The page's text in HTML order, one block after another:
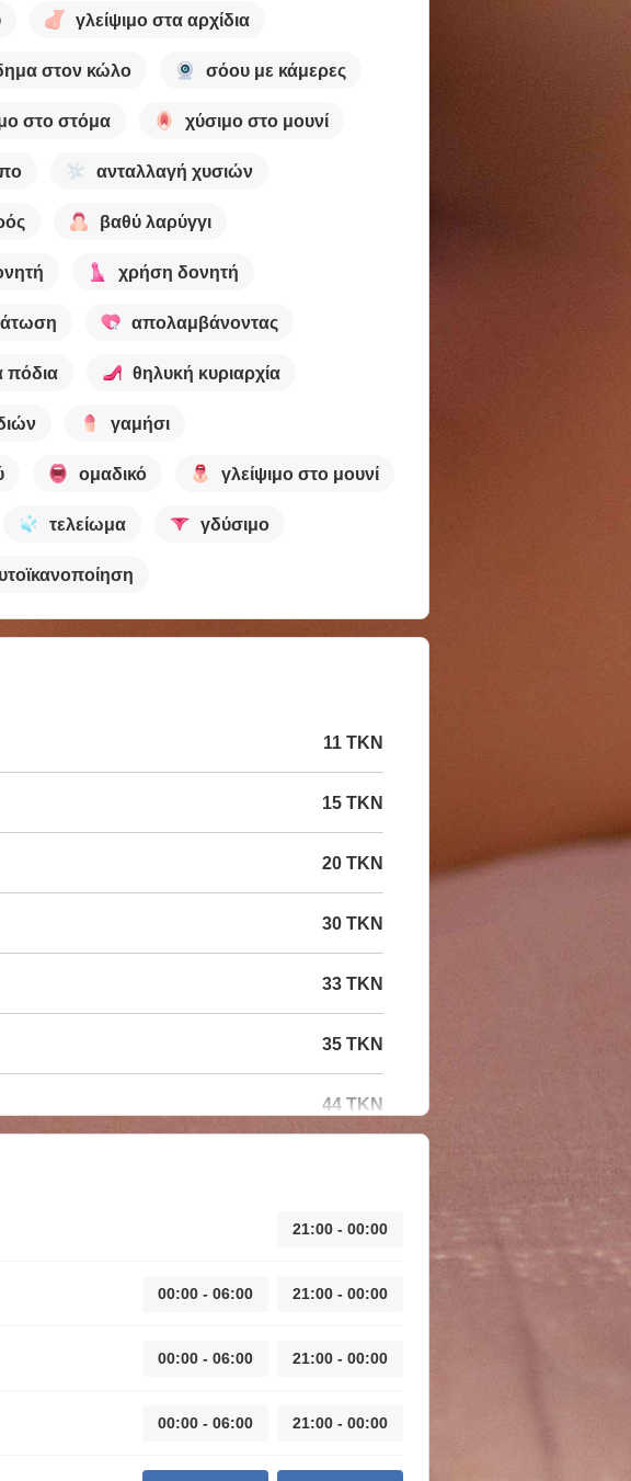
γλείψιμο στα αρχίδια
στον κώλο σόου με κάμερες
στο στόμα χύσιμο στο μουνί
ανταλλαγή χυσιών
βαθύ λαρύγγι
χρήση δονητή
απολαμβάνοντας
πόδια θηλυκή κυριαρχία
γαμήσι
ομαδικό γλείψιμο στο μουνί
τελείωμα γδύσιμο
11 TKN
15 TKN
20 TKN
30 TKN
33 TKN
35 TKN
44 TKN
21:00 - 00:00
00:00 - 06:00 21:00 - 00:00
00:00 - 06:00 21:00 - 00:00
00:00 - 06:00 21:00 - 00:00